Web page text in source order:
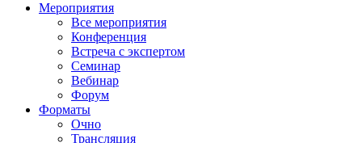
Мероприятия
Все мероприятия
Конференция
Встреча с экспертом
Семинар
Вебинар
Форум
Форматы
Очно
Трансляция